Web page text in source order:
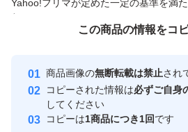
Yahoo!フリマが定めた一定の基準を満
付与しています
安心取引出品者
心・安
取引実績
この商品の情報をコ
商品画像の無断転載は禁止され
コピーされた情報は必ずご自身
してください
コピーは1商品につき1回です
この商品をみている人にオススメ